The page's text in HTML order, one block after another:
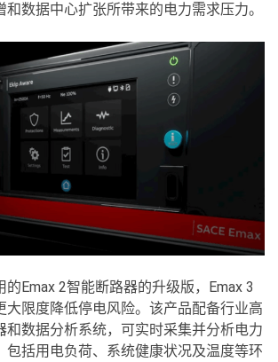
数据中心扩张所带来的电力需求压力。
的Emax 2智能断路器的升级版，Emax 3
大限度降低停电风险。该产品配备行业高
和数据分析系统，可实时采集并分析电力
包括用电负荷、系统健康状况及温度等环